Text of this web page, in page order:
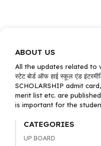
ABOUT US
All the updates related to
स्टेट बोर्ड ऑफ हाई स्कूल एंड
SCHOLARSHIP admit
merit list etc. are
is important for the
CATEGORIES
UP BOARD